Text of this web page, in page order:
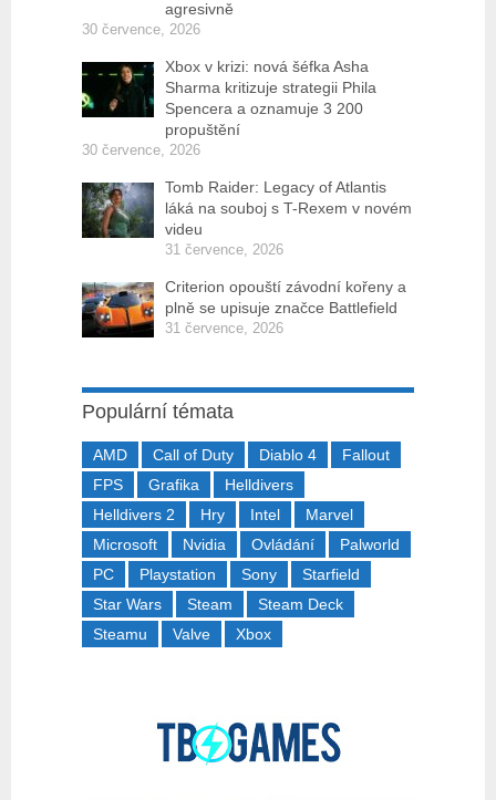
agresivně
30 července, 2026
Xbox v krizi: nová šéfka Asha
Sharma kritizuje strategii Phila
Spencera a oznamuje 3 200
propuštění
30 července, 2026
Tomb Raider: Legacy of Atlantis
láká na souboj s T-Rexem v novém
videu
31 července, 2026
Criterion opouští závodní kořeny a
plně se upisuje značce Battlefield
31 července, 2026
Populární témata
AMD Call of Duty Diablo 4
Fallout
FPS
Grafika
Helldivers
Helldivers 2
Hry Intel
Marvel
Microsoft
Nvidia Ovládání
Palworld
PC
Playstation Sony
Starfield
Star Wars
Steam
Steam Deck
Steamu
Valve Xbox